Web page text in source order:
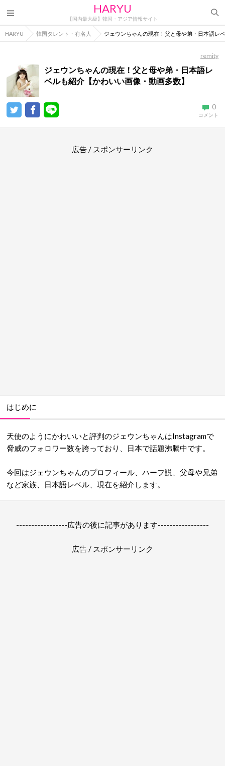
HARYU
【国内最大級】韓国・アジア情報サイト
HARYU 韓国タレント・有名人 ジェウンちゃんの現在！父と母や弟・日本語レ
remity
ジェウンちゃんの現在！父と母や弟・日本語レ
ベルも紹介【かわいい画像・動画多数】
0
コメント
広告 / スポンサーリンク
はじめに
天使のようにかわいいと評判のジェウンちゃんはInstagramで
脅威のフォロワー数を誇っており、日本で話題沸騰中です。
今回はジェウンちゃんのプロフィール、ハーフ説、父母や兄弟
など家族、日本語レベル、現在を紹介します。
-----------------広告の後に記事があります-----------------
広告 / スポンサーリンク